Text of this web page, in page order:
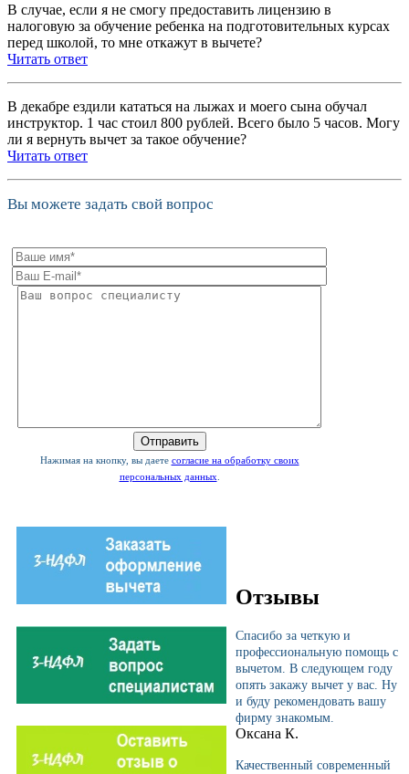
В случае, если я не смогу предоставить лицензию в
налоговую за обучение ребенка на подготовительных курсах
перед школой, то мне откажут в вычете?
Читать ответ
В декабре ездили кататься на лыжах и моего сына обучал
инструктор. 1 час стоил 800 рублей. Всего было 5 часов. Могу
ли я вернуть вычет за такое обучение?
Читать ответ
Вы можете задать свой вопрос
Нажимая на кнопку, вы даете согласие на обработку своих
персональных данных
Отзывы
Спасибо за четкую и
профессиональную помощь с
вычетом. В следующем году
опять закажу вычет у вас. Ну
и буду рекомендовать вашу
фирму знакомым.
Оксана К.
Качественный современный